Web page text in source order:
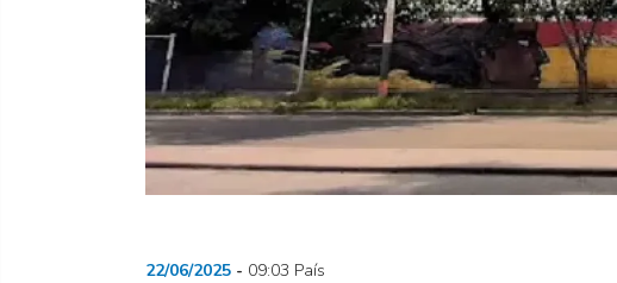
22/06/2025 09:03 País